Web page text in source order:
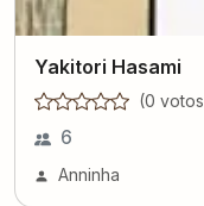
Yakitori Hasami
(0 votos
6
Anninha